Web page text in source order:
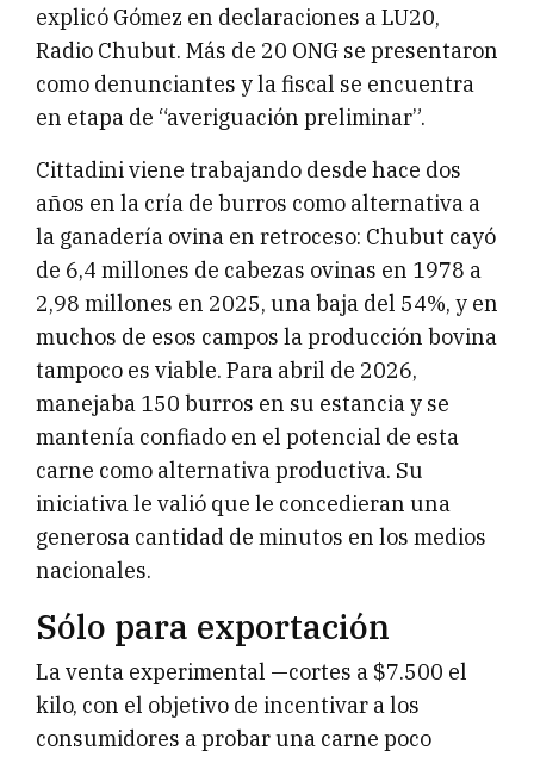
explicó Gómez en declaraciones a LU20,
Radio Chubut. Más de 20 ONG se presentaron
como denunciantes y la fiscal se encuentra
en etapa de “averiguación preliminar”.
Cittadini viene trabajando desde hace dos
años en la cría de burros como alternativa a
la ganadería ovina en retroceso: Chubut cayó
de 6,4 millones de cabezas ovinas en 1978 a
2,98 millones en 2025, una baja del 54%, y en
muchos de esos campos la producción bovina
tampoco es viable. Para abril de 2026,
manejaba 150 burros en su estancia y se
mantenía confiado en el potencial de esta
carne como alternativa productiva. Su
iniciativa le valió que le concedieran una
generosa cantidad de minutos en los medios
nacionales.
Sólo para exportación
La venta experimental —cortes a $7.500 el
kilo, con el objetivo de incentivar a los
consumidores a probar una carne poco